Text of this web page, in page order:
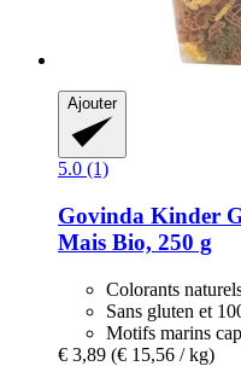
Ajouter
5.0 (1)
Govinda Kinder
Mais Bio, 250 g
Colorants
Sans gluten et
Motifs marins
€ 3,89 (€ 15,56 / kg)